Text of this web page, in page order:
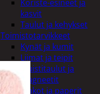
Koriste-esineet ja
kasvit
Taulut ja kehykset
Toimistotarvikkeet
Kynät ja kumit
Liimat ja teipit
Muistitaulut ja
magneetit
Vihkot ja paperit